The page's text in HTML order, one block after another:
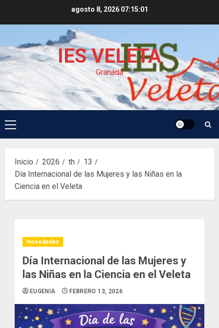
agosto 8, 2026 07:15:02
IES VELETA
Granada
Menú
principal
Inicio 2026 th
13
Día Internacional de las Mujeres y las Niñas en la
Ciencia en el Veleta
Novedades
Día Internacional de las Mujeres y
las Niñas en la Ciencia en el Veleta
EUGENIA FEBRERO 13, 2026